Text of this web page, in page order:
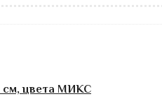
см, цвета МИКС